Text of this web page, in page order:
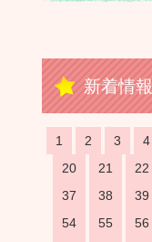
新着情報
1 2 3 4
20
21 22
37
38 39
54
55 56